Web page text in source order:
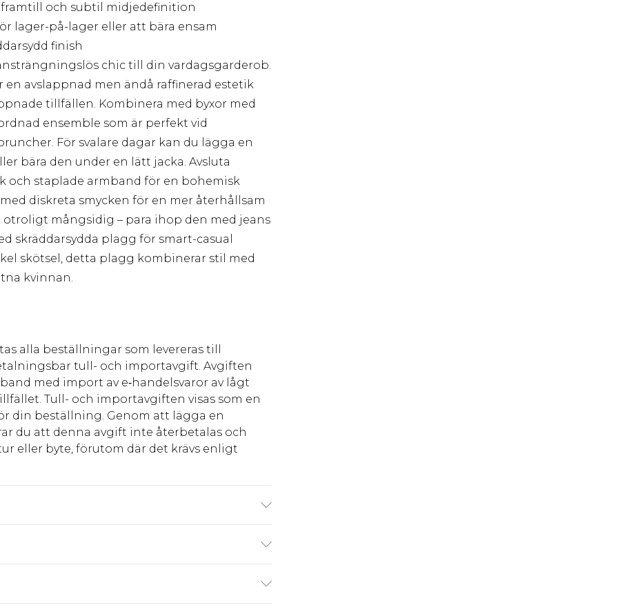
och subtil midjedefinition
lager-på-lager eller att bära ensam
finish
chic till din vardagsgarderob.
avslappnad men ändå raffinerad estetik
tillfällen. Kombinera med byxor med
ensemble som är perfekt vid
För svalare dagar kan du lägga en
bära den under en lätt jacka. Avsluta
och staplade armband för en bohemisk
diskreta smycken för en mer återhållsam
mångsidig – para ihop den med jeans
skräddarsydda plagg för smart-casual
skötsel, detta plagg kombinerar stil med
kvinnan.
alla beställningar som levereras till
tull- och importavgift. Avgiften
med import av e‑handelsvaror av lågt
Tull- och importavgiften visas som en
din beställning. Genom att lägga en
du att denna avgift inte återbetalas och
eller byte, förutom där det krävs enligt
kr80